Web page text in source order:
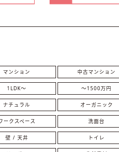
マンション 中古マンション
1LDK〜 ～1500万円
ナチュラル オーガニック
ークスペース 洗面台
壁 / 天井 トイレ